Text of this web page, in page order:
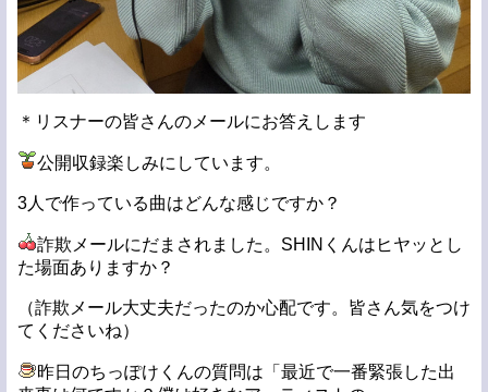
＊リスナーの皆さんのメールにお答えします
公開収録楽しみにしています。
3人で作っている曲はどんな感じですか？
詐欺メールにだまされました。SHINくんはヒヤッとし
た場面ありますか？
（詐欺メール大丈夫だったのか心配です。皆さん気をつけ
てくださいね）
昨日のちっぽけくんの質問は「最近で一番緊張した出